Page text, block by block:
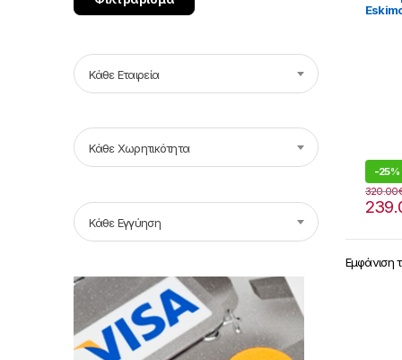
-25%
320.00
Εμφάνιση
Κάθε Εταιρεία
Κάθε Χωρητικότητα
Κάθε Εγγύηση